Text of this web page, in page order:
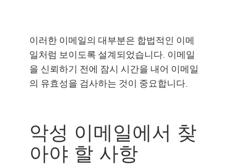
이러한 이메일의 대부분은 합법적인 이메
일처럼 보이도록 설계되었습니다. 이메일
을 신뢰하기 전에 잠시 시간을 내어 이메일
의 유효성을 검사하는 것이 중요합니다.
악성 이메일에서 찾
아야 할 사항